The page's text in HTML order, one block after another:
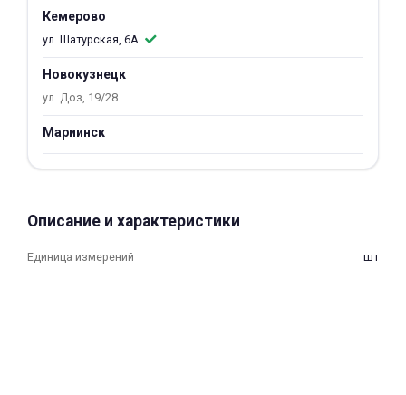
Кемерово
ул. Шатурская, 6А
Новокузнецк
ул. Доз, 19/28
Мариинск
Описание и характеристики
Единица измерений шт
25% картой любого банка
Получайте товар
выбранный способом
Оставшиеся75% будут
списыватьсяс вашей карты